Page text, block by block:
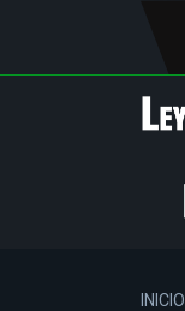
INICIO